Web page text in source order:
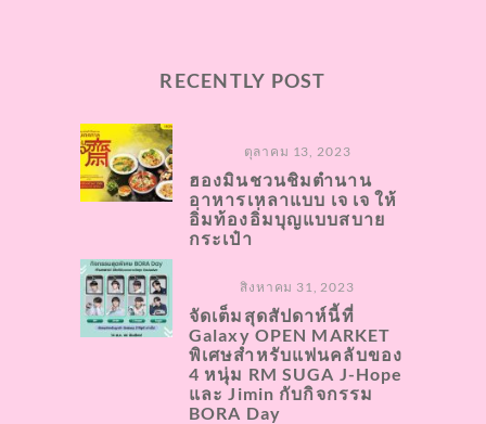
RECENTLY POST
ตุลาคม 13, 2023
ฮองมินชวนชิมตำนาน
อาหารเหลาแบบ เจ เจ ให้
อิ่มท้องอิ่มบุญแบบสบาย
กระเป๋า
สิงหาคม 31, 2023
จัดเต็มสุดสัปดาห์นี้ที่
Galaxy OPEN MARKET
พิเศษสำหรับแฟนคลับของ
4 หนุ่ม RM SUGA J-Hope
และ Jimin กับกิจกรรม
BORA Day